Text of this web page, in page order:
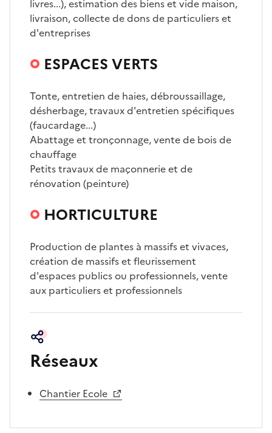
livres...), estimation des biens et vide maison,
livraison, collecte de dons de particuliers et
d'entreprises
ESPACES VERTS
Tonte, entretien de haies, débroussaillage,
désherbage, travaux d'entretien spécifiques
(faucardage...)
Abattage et tronçonnage, vente de bois de
chauffage
Petits travaux de maçonnerie et de
rénovation (peinture)
HORTICULTURE
Production de plantes à massifs et vivaces,
création de massifs et fleurissement
d'espaces publics ou professionnels, vente
aux particuliers et professionnels
Réseaux
Chantier Ecole